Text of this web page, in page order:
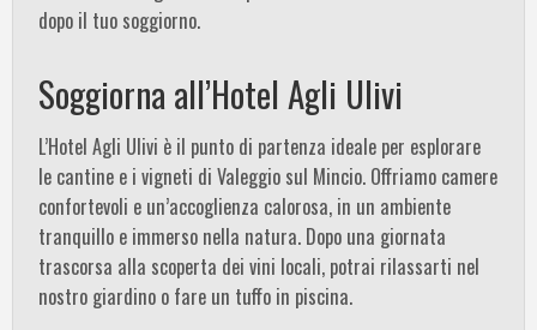
dopo il tuo soggiorno.
Soggiorna all’Hotel Agli Ulivi
L’Hotel Agli Ulivi è il punto di partenza ideale per esplorare
le cantine e i vigneti di Valeggio sul Mincio. Offriamo camere
confortevoli e un’accoglienza calorosa, in un ambiente
tranquillo e immerso nella natura. Dopo una giornata
trascorsa alla scoperta dei vini locali, potrai rilassarti nel
nostro giardino o fare un tuffo in piscina.